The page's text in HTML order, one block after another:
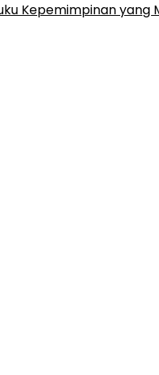
Kepemimpinan yang